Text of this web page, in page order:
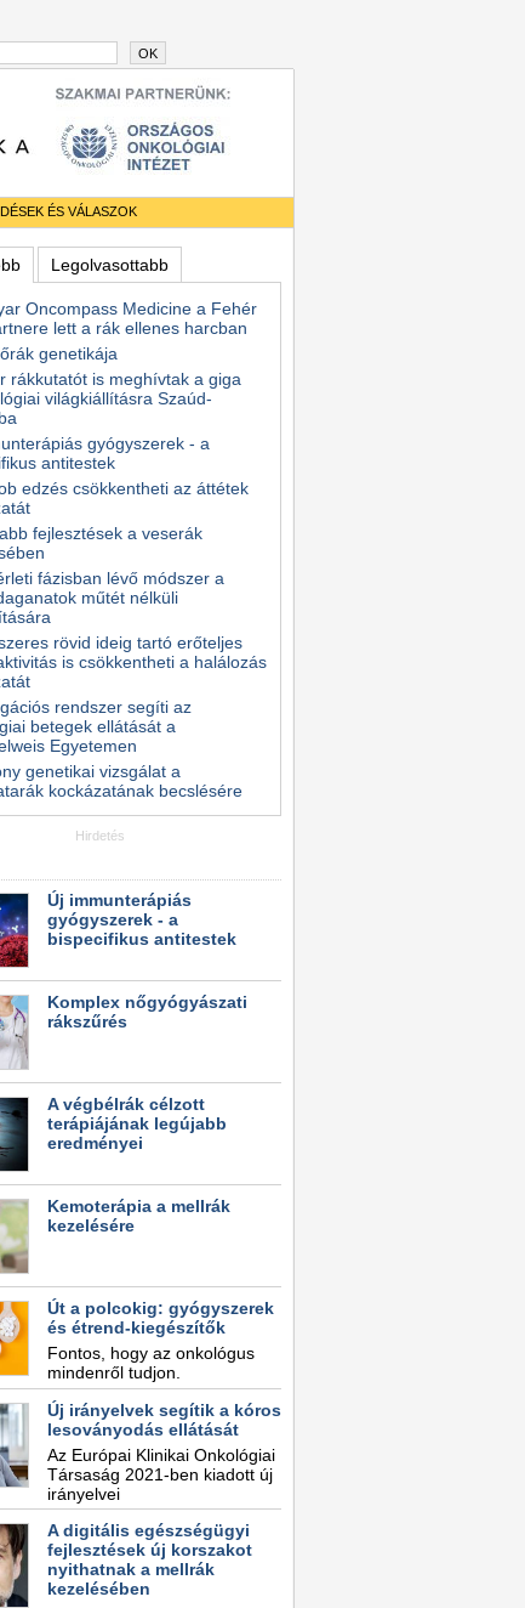
OK
ÉS VÁLASZOK
Legolvasottabb
Oncompass Medicine a Fehér
lett a rák ellenes harcban
genetikája
rákkutatót is meghívtak a giga
világkiállításra Szaúd-
gyógyszerek - a
antitestek
edzés csökkentheti az áttétek
fejlesztések a veserák
fázisban lévő módszer a
műtét nélküli
rövid ideig tartó erőteljes
is csökkentheti a halálozás
rendszer segíti az
betegek ellátását a
Egyetemen
genetikai vizsgálat a
kockázatának becslésére
Hirdetés
Új immunterápiás
gyógyszerek - a
bispecifikus antitestek
Komplex nőgyógyászati
rákszűrés
A végbélrák célzott
terápiájának legújabb
eredményei
Kemoterápia a mellrák
kezelésére
Út a polcokig: gyógyszerek
és étrend-kiegészítők
Fontos, hogy az onkológus
mindenről tudjon.
Új irányelvek segítik a kóros
lesoványodás ellátását
Az Európai Klinikai Onkológiai
Társaság 2021-ben kiadott új
irányelvei
A digitális egészségügyi
fejlesztések új korszakot
nyithatnak a mellrák
kezelésében